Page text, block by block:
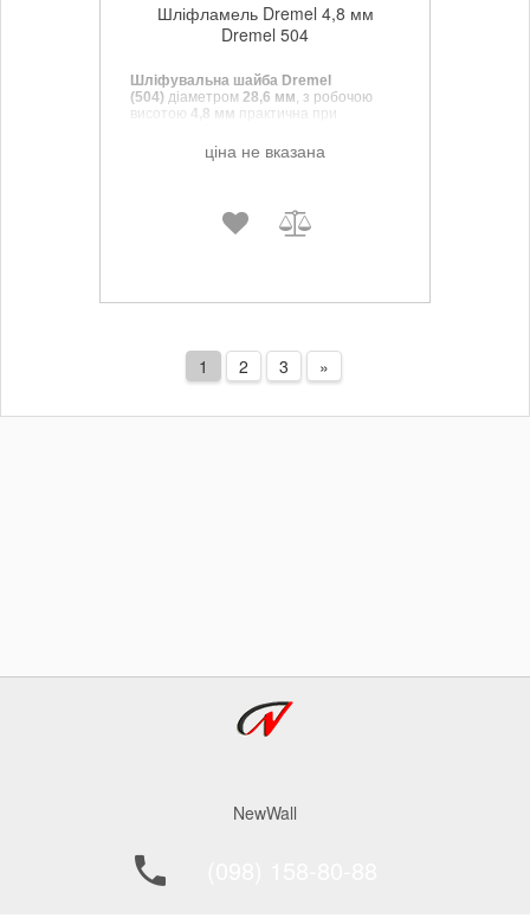
Шліфламель Dremel 4,8 мм
Dremel 504
Шліфувальна шайба Dremel
(504) діаметром 28,6 мм, з робочою
висотою 4,8 мм практична при
поверхонь металевих, дерев'яних і
пластмасових предметів.
ціна не вказана
1 2 3 »
NewWall